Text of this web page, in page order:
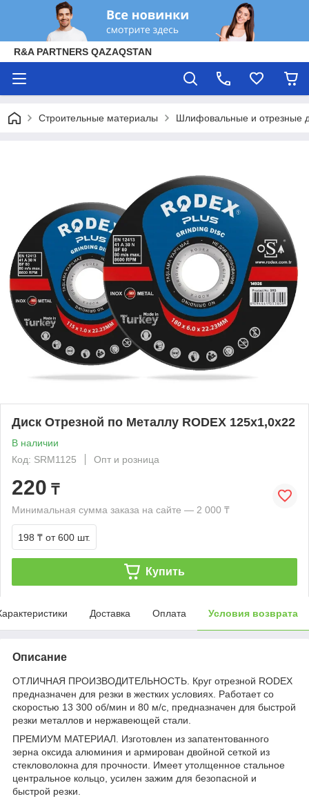
R&A PARTNERS QAZAQSTAN
Строительные материалы Шлифовальные и отрезные
Диск Отрезной по Металлу RODEX 125x1,0x22
В наличии
Код: SRM1125
Опт и розница
220 ₸
Минимальная сумма заказа на сайте — 2 000 ₸
198 ₸ от 600 шт.
Купить
Доставка Оплата Условия возврата
Описание
ОТЛИЧНАЯ ПРОИЗВОДИТЕЛЬНОСТЬ. Круг отрезной RODEX
предназначен для резки в жестких условиях. Работает со
скоростью 13 300 об/мин и 80 м/с, предназначен для быстрой
резки металлов и нержавеющей стали.
ПРЕМИУМ МАТЕРИАЛ. Изготовлен из запатентованного
зерна оксида алюминия и армирован двойной сеткой из
стекловолокна для прочности. Имеет утолщенное стальное
центральное кольцо, усилен зажим для безопасной и
быстрой резки.